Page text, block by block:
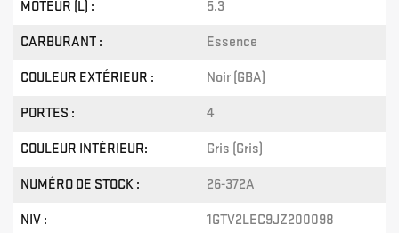
MOTEUR (L) : 5.3
CARBURANT : Essence
COULEUR EXTÉRIEUR : Noir (GBA)
PORTES : 4
COULEUR INTÉRIEUR: Gris (Gris)
NUMÉRO DE STOCK : 26-372A
NIV : 1GTV2LEC9JZ200098